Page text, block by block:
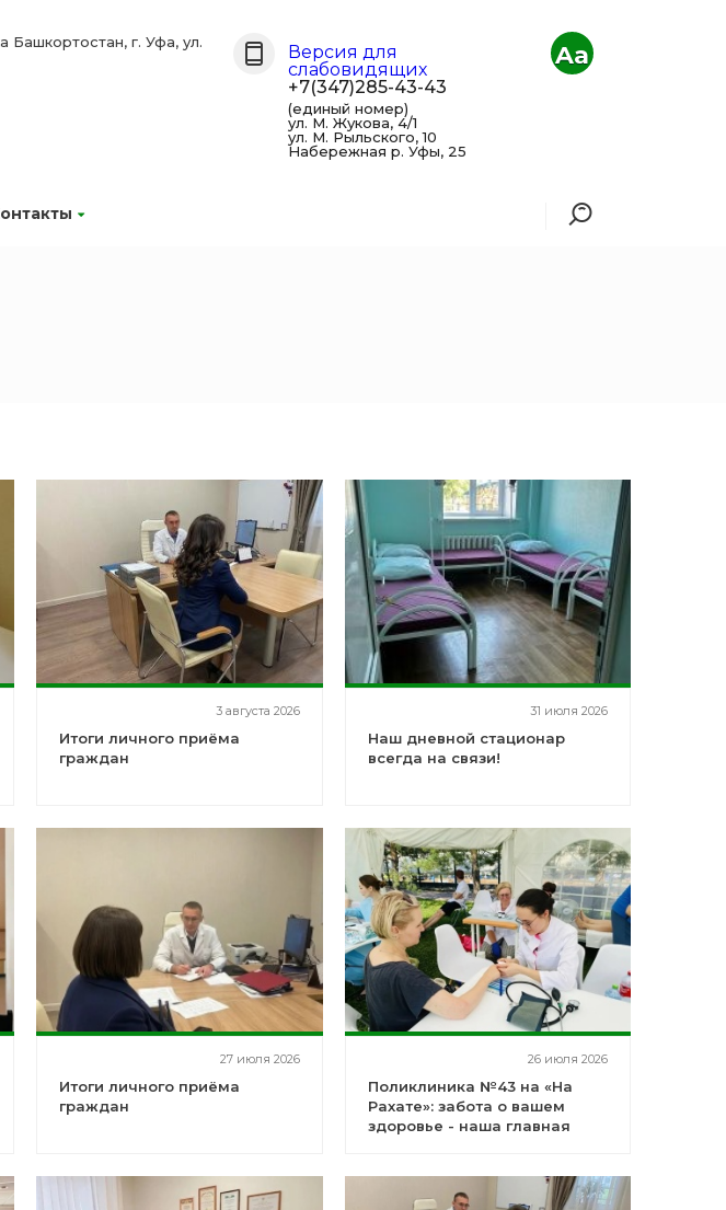
Башкортостан, г. Уфа, ул.
Версия для
слабовидящих
+7(347)285-43-43
(единый номер)
ул. М. Жукова, 4/1
ул. М. Рыльского, 10
Набережная р. Уфы, 25
Aa
3 августа 2026
Итоги личного приёма
граждан
31 июля 2026
Наш дневной стационар
всегда на связи!
27 июля 2026
Итоги личного приёма
граждан
26 июля 2026
Поликлиника №43 на «На
Рахате»: забота о вашем
здоровье - наша главная